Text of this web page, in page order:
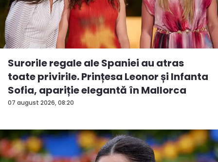
07 august 2026, 08:20
Surorile regale ale Spaniei au atras
toate privirile. Prințesa Leonor și Infanta
Sofia, apariție elegantă în Mallorca